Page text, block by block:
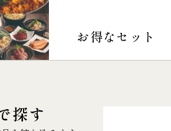
お得なセット
探す